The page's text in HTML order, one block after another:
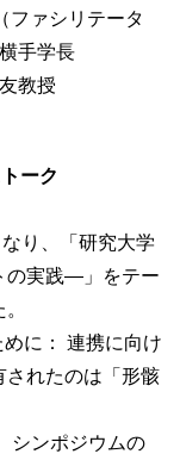
ファシリテータ
手学長
教授
ーク
り、「研究大学
の実践―」をテー
に： 連携に向け
されたのは「形骸
ンポジウムの